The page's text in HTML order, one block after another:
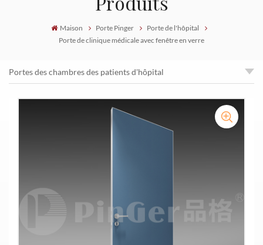
Produits
Maison Porte Pinger
Porte de l'hôpital
Porte de clinique médicale avec fenêtre en verre
Portes des chambres des patients d'hôpital